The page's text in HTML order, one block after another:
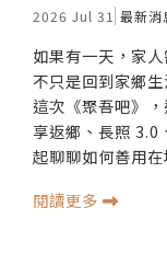
2026 Jul 31 最新消
如果有一天，家
不只是回到家鄉
這次《聚吾吧》
享返鄉、長照 3.0
起聊聊如何善用
閱讀更多